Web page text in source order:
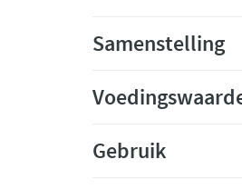
Samenstelling
Gebruik